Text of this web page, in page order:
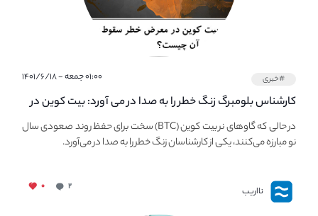
#خبری ۰۱:۰۰ جمعه - ۱۴۰۱/۶/۱۸
کارشناس بلومبرگ زنگ خطر را به صدا در می آورد: بیت کوین در
معرض خطر سقوط بزرگ است - دلیل آن چیست؟در حالی که گاوهای نر بیت کوین (BTC) سخت برای حفظ روند صعودی سال
نو مبارزه می‌کنند، یکی از کارشناسان زنگ خطر را به صدا در می‌آورد.
نااریب ۲ ۰